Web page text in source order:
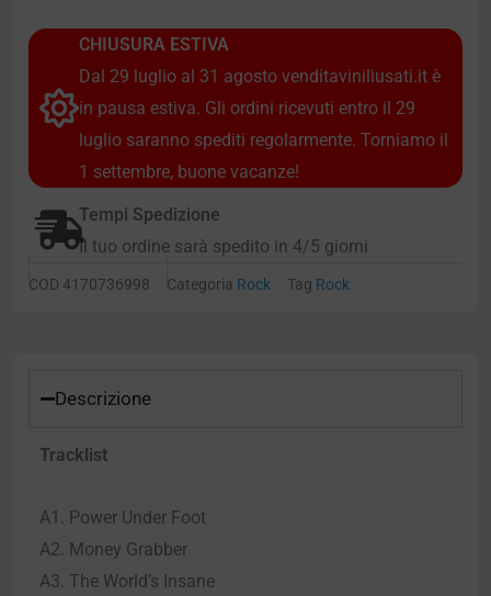
CHIUSURA ESTIVA
Dal 29 luglio al 31 agosto venditaviniliusati.it è
in pausa estiva. Gli ordini ricevuti entro il 29
luglio saranno spediti regolarmente. Torniamo il
1 settembre, buone vacanze!
Tempi Spedizione
Il tuo ordine sarà spedito in 4/5 giorni
COD 4170736998 Categoria Rock Tag Rock
Descrizione
Tracklist
A1. Power Under Foot
A2. Money Grabber
A3. The World’s Insane